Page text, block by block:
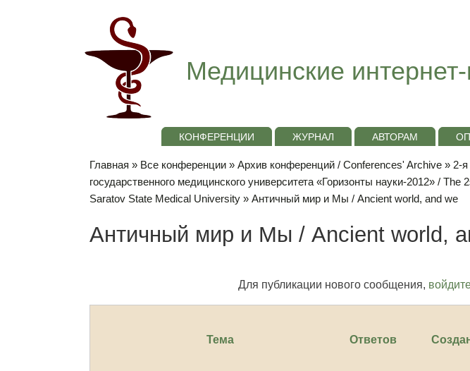
Медицинские
КОНФЕРЕНЦИИ ЖУРНАЛ АВТОРАМ
Главная » Все конференции » Архив конференций / Conferences' Archive » 2-
государственного медицинского университета «Горизонты науки-2012» /
Saratov State Medical University » Античный мир и Мы / Ancient world, and we
Античный мир и Мы / Ancient world,
Для публикации нового сообщения,
Тема Ответов